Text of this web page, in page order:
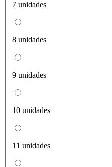
7 unidades
8 unidades
9 unidades
10 unidades
11 unidades